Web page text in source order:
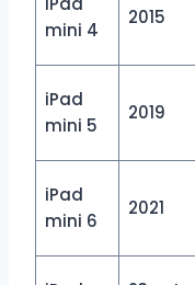
mini 4
2015
iPad
mini 5
2019
iPad
mini 6
2021